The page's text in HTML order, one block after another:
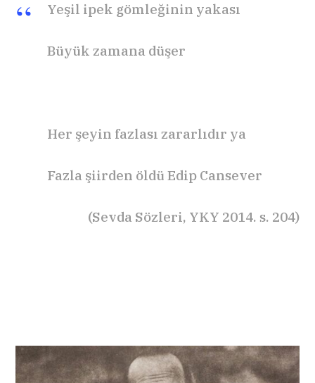
Yeşil ipek gömleğinin yakası
Büyük zamana düşer
Her şeyin fazlası zararlıdır ya
Fazla şiirden öldü Edip Cansever
(Sevda Sözleri, YKY 2014. s. 204)